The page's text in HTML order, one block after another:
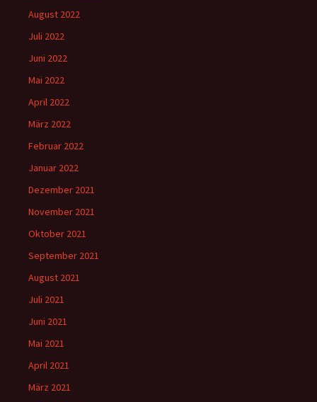
August 2022
Juli 2022
Juni 2022
Mai 2022
April 2022
März 2022
Februar 2022
Januar 2022
Dezember 2021
November 2021
Oktober 2021
September 2021
August 2021
Juli 2021
Juni 2021
Mai 2021
April 2021
März 2021